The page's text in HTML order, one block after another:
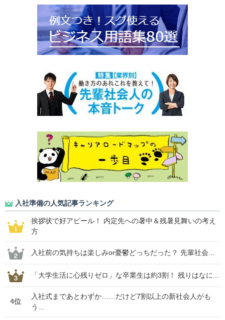
入社準備の人気記事ランキング
挨拶状で好アピール！ 内定先への暑中＆残暑見舞いの考え
方
入社前の気持ちは楽しみor憂鬱どっちだった？ 先輩社会...
「大学生活に心残りゼロ」な卒業生は約3割！ 残りはなに...
4位
入社式まであとわずか……だけど7割以上の新社会人がも
う...